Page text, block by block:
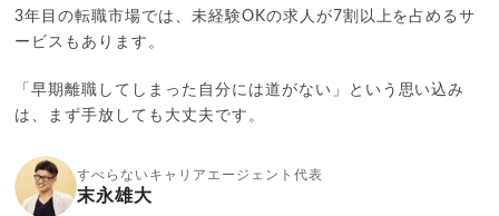
3年目の転職市場では、未経験OKの求人が7割以上を占めるサ
ービスもあります。
「早期離職してしまった自分には道がない」という思い込み
は、まず手放しても大丈夫です。
すべらないキャリアエージェント代表
末永雄大